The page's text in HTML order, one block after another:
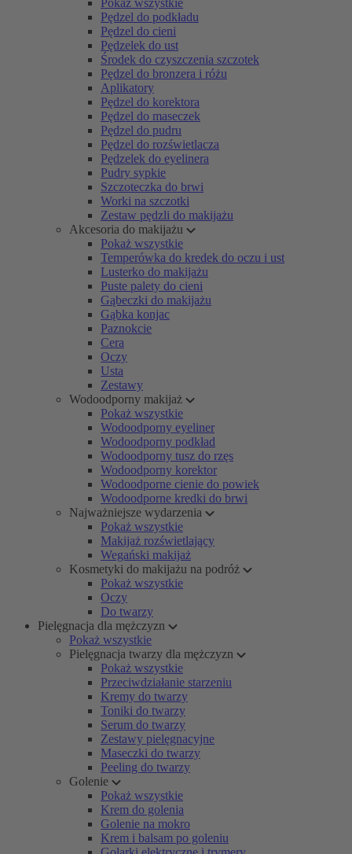
Pokaż wszystkie
Pędzel do podkładu
Pędzel do cieni
Pędzelek do ust
Środek do czyszczenia szczotek
Pędzel do bronzera i różu
Aplikatory
Pędzel do korektora
Pędzel do maseczek
Pędzel do pudru
Pędzel do rozświetlacza
Pędzelek do eyelinera
Pudry sypkie
Szczoteczka do brwi
Worki na szczotki
Zestaw pędzli do makijażu
Akcesoria do makijażu
Pokaż wszystkie
Temperówka do kredek do oczu i ust
Lusterko do makijażu
Puste palety do cieni
Gąbeczki do makijażu
Gąbka konjac
Paznokcie
Cera
Oczy
Usta
Zestawy
Wodoodporny makijaż
Pokaż wszystkie
Wodoodporny eyeliner
Wodoodporny podkład
Wodoodporny tusz do rzęs
Wodoodporny korektor
Wodoodporne cienie do powiek
Wodoodporne kredki do brwi
Najważniejsze wydarzenia
Pokaż wszystkie
Makijaż rozświetlający
Wegański makijaż
Kosmetyki do makijażu na podróż
Pokaż wszystkie
Oczy
Do twarzy
Pielęgnacja dla mężczyzn
Pokaż wszystkie
Pielęgnacja twarzy dla mężczyzn
Pokaż wszystkie
Przeciwdziałanie starzeniu
Kremy do twarzy
Toniki do twarzy
Serum do twarzy
Zestawy pielęgnacyjne
Maseczki do twarzy
Peeling do twarzy
Golenie
Pokaż wszystkie
Krem do golenia
Golenie na mokro
Krem i balsam po goleniu